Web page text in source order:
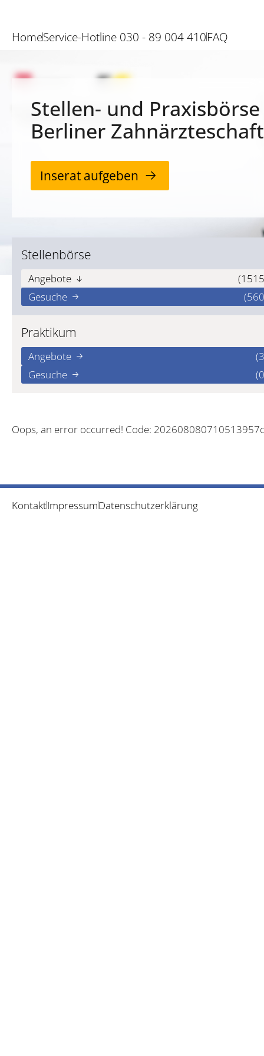
HomeService-Hotline 030 - 89 004 410FAQ
Stellen- und
Berliner Zahnärzteschaft
Inserat aufgeben
Stellenbörse
Angebote
Gesuche
Praktikum
Angebote
Gesuche
Oops, an error occurred! Code:
KontaktImpressumDatenschutzerklärung